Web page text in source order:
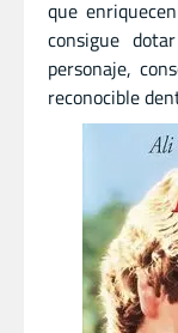
que
consigue
personaje,
reconocible